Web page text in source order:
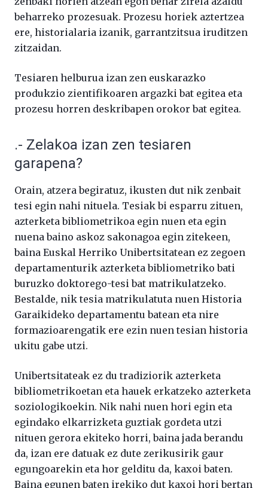
beharreko prozesuak. Prozesu horiek aztertzea
ere, historialaria izanik, garrantzitsua iruditzen
zitzaidan.
Tesiaren helburua izan zen euskarazko
produkzio zientifikoaren argazki bat egitea eta
prozesu horren deskribapen orokor bat egitea.
.- Zelakoa izan zen tesiaren
garapena?
Orain, atzera begiratuz, ikusten dut nik zenbait
tesi egin nahi nituela. Tesiak bi esparru zituen,
azterketa bibliometrikoa egin nuen eta egin
nuena baino askoz sakonagoa egin zitekeen,
baina Euskal Herriko Unibertsitatean ez zegoen
departamenturik azterketa bibliometriko bati
buruzko doktorego-tesi bat matrikulatzeko.
Bestalde, nik tesia matrikulatuta nuen Historia
Garaikideko departamentu batean eta nire
formazioarengatik ere ezin nuen tesian historia
ukitu gabe utzi.
Unibertsitateak ez du tradiziorik azterketa
bibliometrikoetan eta hauek erkatzeko azterketa
soziologikoekin. Nik nahi nuen hori egin eta
egindako elkarrizketa guztiak gordeta utzi
nituen gerora ekiteko horri, baina jada berandu
da, izan ere datuak ez dute zerikusirik gaur
egungoarekin eta hor gelditu da, kaxoi baten.
Baina egunen baten irekiko dut kaxoi hori bertan